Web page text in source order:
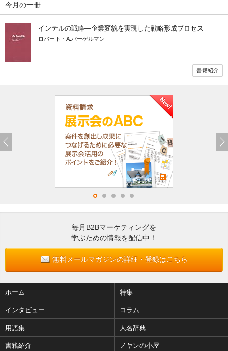
今月の一冊
インテルの戦略―企業変貌を実現した戦略形成プロセス
ロバート・A.バーゲルマン
書籍紹介
毎月B2Bマーケティングを
学ぶための情報を配信中！
無料メールマガジンの詳細・登録はこちら
ホーム 特集
インタビュー コラム
用語集 人名辞典
書籍紹介 ノヤンの小屋